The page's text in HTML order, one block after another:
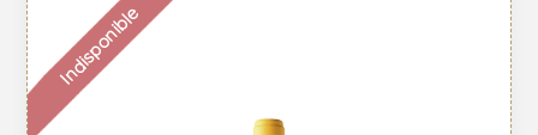
Indisponible